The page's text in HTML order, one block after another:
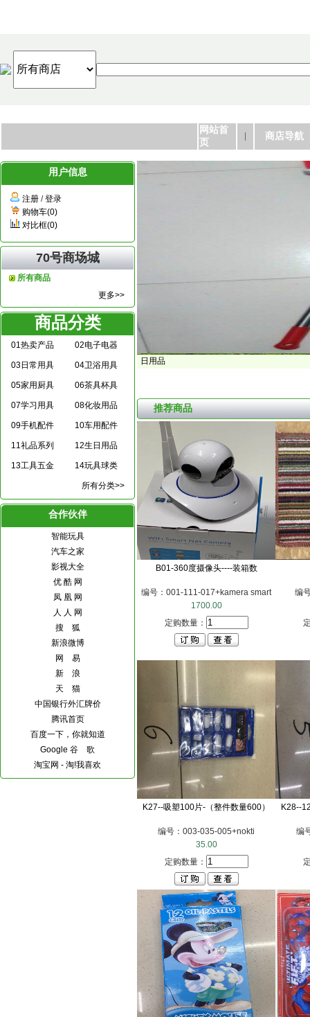
网站首
页
商店导航
用户信息
注册 /登录
购物车(0)
对比框(0)
70号商场城
所有商品
更多>>
商品分类
01热卖产品 02电子电器
03日常用具 04卫浴用具
05家用厨具 06茶具杯具
07学习用具 08化妆用品
09手机配件 10车用配件
11礼品系列 12生日用品
13工具五金 14玩具球类
所有分类>>
合作伙伴
智能玩具
汽车之家
影视大全
优 酷 网
凤 凰 网
人 人 网
搜 狐
新浪微博
网 易
新 浪
天 猫
中国银行外汇牌价
腾讯首页
百度一下，你就知道
Google 谷 歌
淘宝网 - 淘!我喜欢
日用品
推荐商品
B01-360度摄像头----装箱数
编号：001-111-017+kamera smart
1700.00
定购数量：
编
K27--吸塑100片-（整件数量600）
编号：003-035-005+nokti
35.00
定购数量：
K28--
编